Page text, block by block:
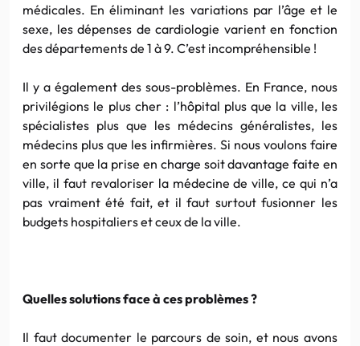
médicales. En éliminant les variations par l’âge et le
sexe, les dépenses de cardiologie varient en fonction
des départements de 1 à 9. C’est incompréhensible !
Il y a également des sous-problèmes. En France, nous
privilégions le plus cher : l’hôpital plus que la ville, les
spécialistes plus que les médecins généralistes, les
médecins plus que les infirmières. Si nous voulons faire
en sorte que la prise en charge soit davantage faite en
ville, il faut revaloriser la médecine de ville, ce qui n’a
pas vraiment été fait, et il faut surtout fusionner les
budgets hospitaliers et ceux de la ville.
Quelles solutions face à ces problèmes ?
Il faut documenter le parcours de soin, et nous avons